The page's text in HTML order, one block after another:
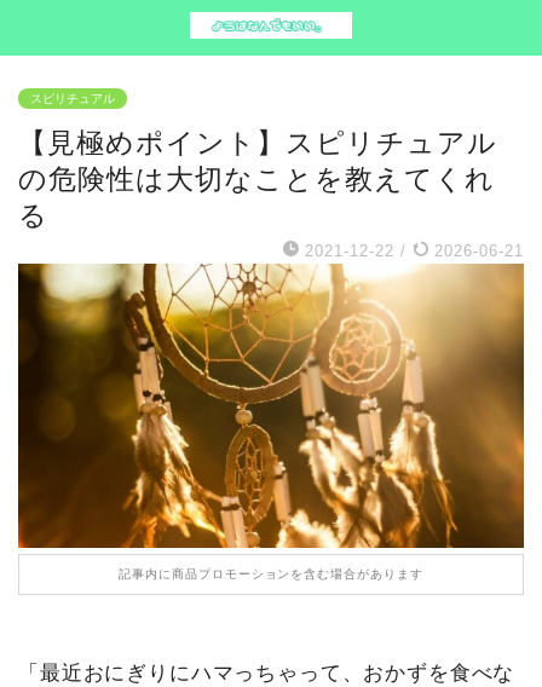
スピリチュアル
【見極めポイント】スピリチュアル
の危険性は大切なことを教えてくれ
る
2021-12-22 / 2026-06-21
記事内に商品プロモーションを含む場合があります
「最近おにぎりにハマっちゃって、おかずを食べな